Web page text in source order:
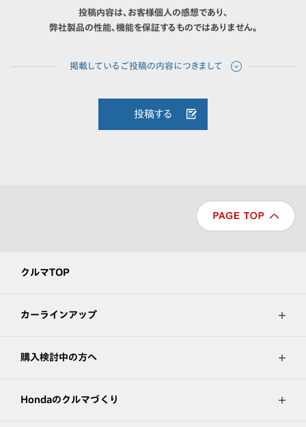
投稿内容は、お客様個人の感想であり、
弊社製品の性能、機能を保証するものではありません。
投稿する
クルマTOP
カーラインアップ
購入検討中の方へ
Hondaのクルマづくり